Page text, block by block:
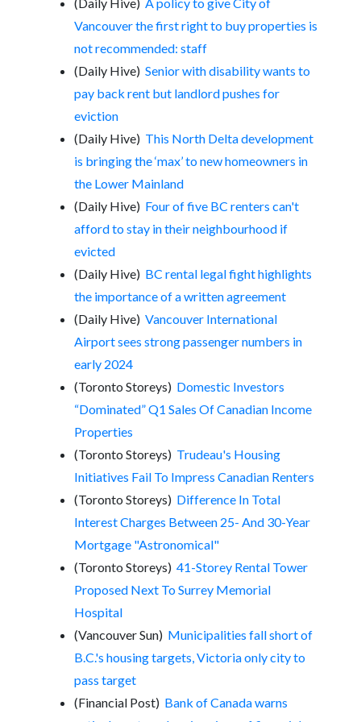
Vancouver the first right to buy properties is
not recommended: staff
(Daily Hive)Senior with disability wants to
pay back rent but landlord pushes for
eviction
(Daily Hive) This North Delta development
is bringing the ‘max’ to new homeowners in
the Lower Mainland
(Daily Hive) Four of five BC renters can't
afford to stay in their neighbourhood if
evicted
(Daily Hive) BC rental legal fight highlights
the importance of a written agreement
(Daily Hive)Vancouver International
Airport sees strong passenger numbers in
early 2024
(Toronto Storeys) Domestic Investors
“Dominated” Q1 Sales Of Canadian Income
Properties
(Toronto Storeys) Trudeau's Housing
Initiatives Fail To Impress Canadian Renters
(Toronto Storeys) Difference In Total
Interest Charges Between 25- And 30-Year
Mortgage "Astronomical"
(Toronto Storeys)41-Storey Rental Tower
Proposed Next To Surrey Memorial
Hospital
(Vancouver Sun) Municipalities fall short of
B.C.'s housing targets, Victoria only city to
pass target
(Financial Post) Bank of Canada warns